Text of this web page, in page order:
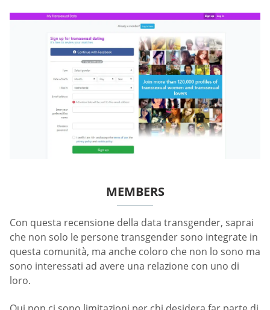
MEMBERS
Con questa recensione della data transgender, saprai
che non solo le persone transgender sono integrate in
questa comunità, ma anche coloro che non lo sono ma
sono interessati ad avere una relazione con uno di
loro.